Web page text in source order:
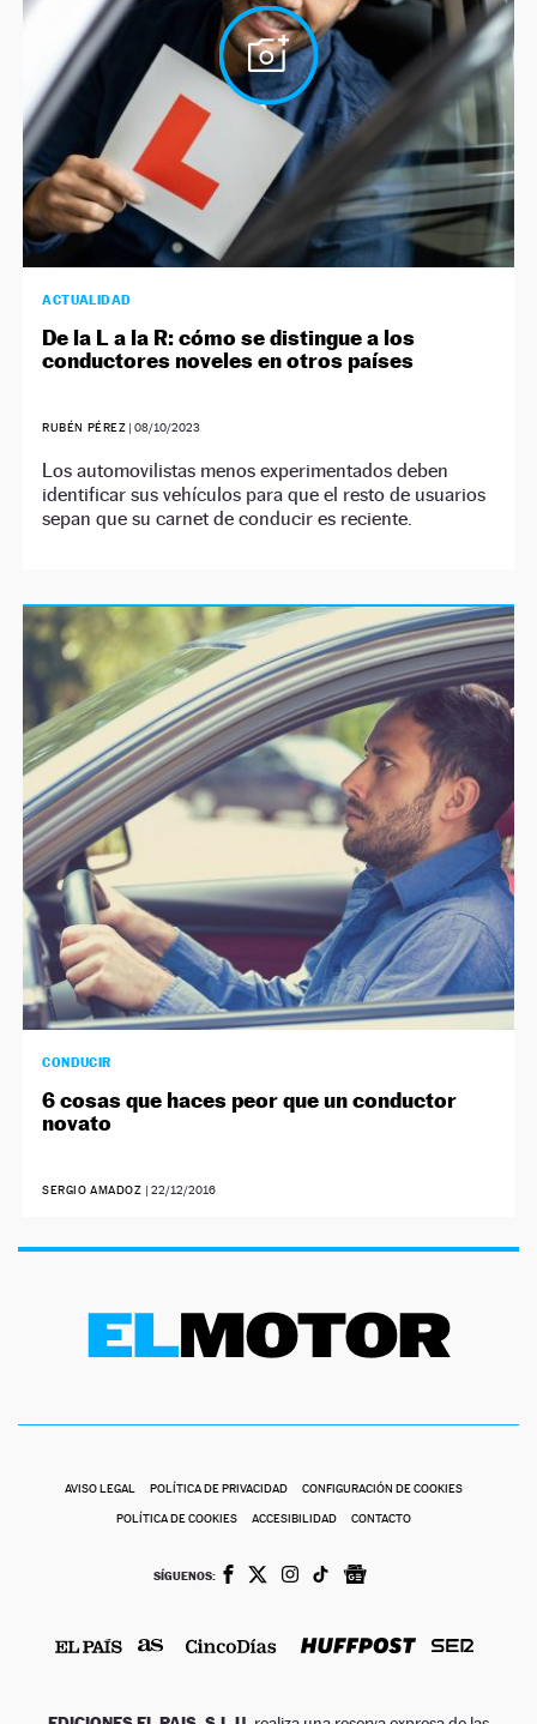
ACTUALIDAD
De la L a la R: cómo se distingue a los
conductores noveles en otros países
RUBÉN PÉREZ |08/10/2023
Los automovilistas menos experimentados deben
identificar sus vehículos para que el resto de usuarios
sepan que su carnet de conducir es reciente.
CONDUCIR
6 cosas que haces peor que un conductor
novato
SERGIO AMADOZ | 22/12/2016
AVISO LEGAL POLÍTICA DE PRIVACIDAD CONFIGURACIÓN DE COOKIES
POLÍTICA DE COOKIES ACCESIBILIDAD CONTACTO
SÍGUENOS: